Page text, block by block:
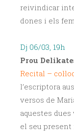
reivindicar
dones i els
Dj 06/03, 19h
Prou
Recital –
l’escriptora
versos de
aquestes
el seu